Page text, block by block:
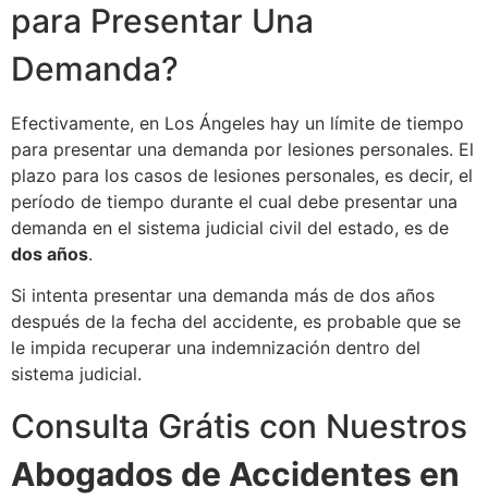
para Presentar Una
Demanda?
Efectivamente, en Los Ángeles hay un límite de tiempo
para presentar una demanda por lesiones personales. El
plazo para los casos de lesiones personales, es decir, el
período de tiempo durante el cual debe presentar una
demanda en el sistema judicial civil del estado, es de
dos años.
Si intenta presentar una demanda más de dos años
después de la fecha del accidente, es probable que se
le impida recuperar una indemnización dentro del
sistema judicial.
Consulta Grátis con Nuestros
Abogados de Accidentes en